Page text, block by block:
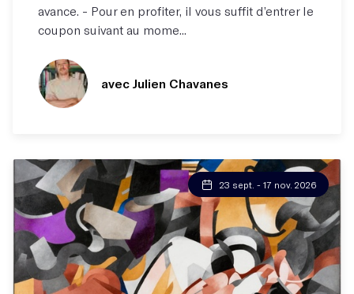
avance. - Pour en profiter, il vous suffit d’entrer le
coupon suivant au mome...
avec Julien Chavanes
23 sept. - 17 nov. 2026